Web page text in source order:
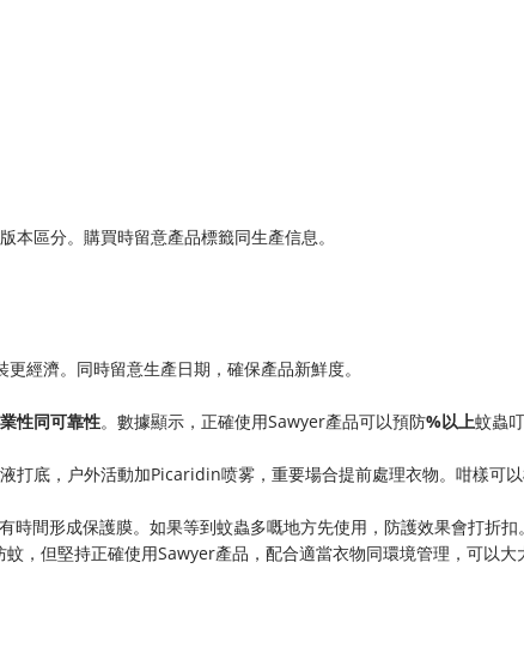
區分。購買時留意產品標籤同生產信息。
更經濟。同時留意生產日期，確保產品新鮮度。
性同可靠性​​。數據顯示，正確使用Sawyer產品可以預防​​%以上​​蚊蟲叮
打底，户外活動加Picaridin喷雾，重要場合提前處理衣物。咁樣可
時間形成保護膜。如果等到蚊蟲多嘅地方先使用，防護效果會打折扣。
，但堅持正確使用Sawyer產品，配合適當衣物同環境管理，可以大